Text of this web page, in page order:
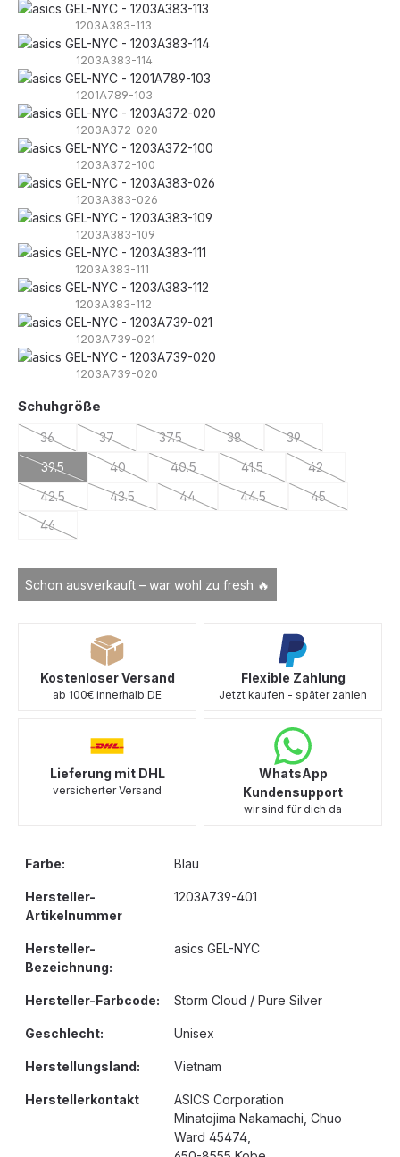
Schon ausverkauft – war wohl zu fresh 🔥
1203A383-113
1203A383-114
1201A789-103
1203A372-020
1203A372-100
1203A383-026
1203A383-109
1203A383-111
1203A383-112
1203A739-021
1203A739-020
Schuhgröße
36
(Diese Option ist zurzeit nicht verfügbar.)
37
(Diese Option ist zurzeit nicht verfügbar.)
37.5
(Diese Option ist zurzeit nicht verfügbar.)
38
(Diese Option ist zurzeit nicht
39
(Diese Option ist
39.5
(Diese Option ist zurzeit nicht verfügbar.)
40
(Diese Option ist zurzeit nicht verfügbar.)
40.5
(Diese Option ist zurzeit nicht verfügbar.)
41.5
(Diese Option ist zurzeit
42
(Diese Option
42.5
(Diese Option ist zurzeit nicht verfügbar.)
43.5
(Diese Option ist zurzeit nicht verfügbar.)
44
(Diese Option ist zurzeit nicht
44.5
(Diese Option ist zurzeit
45
(Diese Option
46
(Diese Option ist zurzeit nicht verfügbar.)
Kostenloser Versand
ab 100€ innerhalb DE
Flexible Zahlung
Jetzt kaufen - später zahlen
Lieferung mit DHL
versicherter Versand
WhatsApp
Kundensupport
wir sind für dich da
Farbe: Blau
Hersteller-
Artikelnummer
1203A739-401
Hersteller-
Bezeichnung:
asics GEL-NYC
Hersteller-Farbcode: Storm Cloud / Pure Silver
Geschlecht: Unisex
Herstellungsland: Vietnam
Herstellerkontakt
ASICS Corporation
Minatojima Nakamachi, Chuo
Ward 45474,